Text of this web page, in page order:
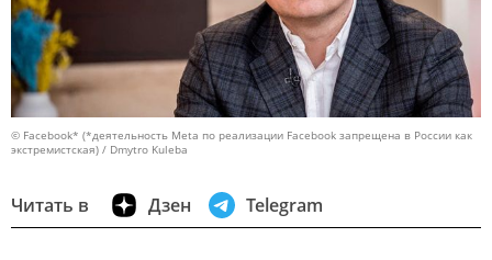
© Facebook* (*деятельность Meta по реализации Facebook запрещена в России как
экстремистская) / Dmytro Kuleba
Читать в Дзен Telegram